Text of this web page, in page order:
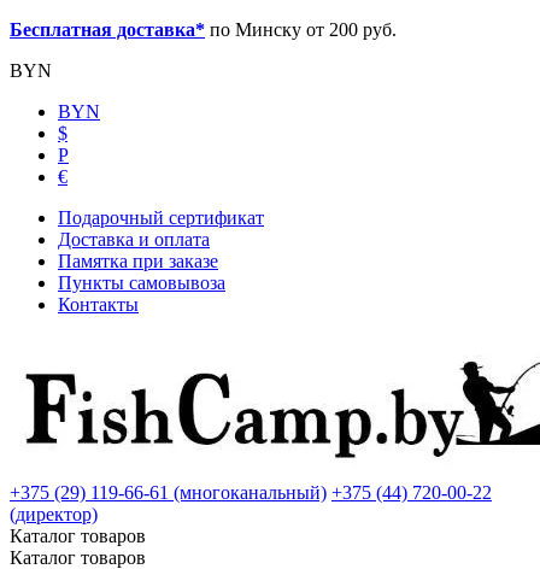
Бесплатная доставка* по Минску от 200 руб.
BYN
BYN
$
Р
€
Подарочный сертификат
Доставка и оплата
Памятка при заказе
Пункты самовывоза
Контакты
+375 (29) 119-66-61 (многоканальный) +375 (44) 720-00-22
(директор)
Каталог товаров
Каталог товаров